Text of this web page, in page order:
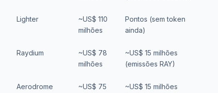
Lighter
~US$ 110
milhões
Pontos (sem token
ainda)
Raydium
~US$ 78
milhões
~US$ 15 milhões
(emissões RAY)
Aerodrome
~US$ 75
~US$ 15 milhões